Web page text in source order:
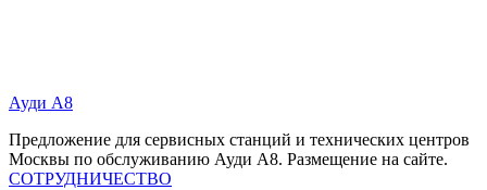
Ауди А8
Предложение для сервисных станций и технических центров
Москвы по обслуживанию Ауди А8. Размещение на сайте.
СОТРУДНИЧЕСТВО